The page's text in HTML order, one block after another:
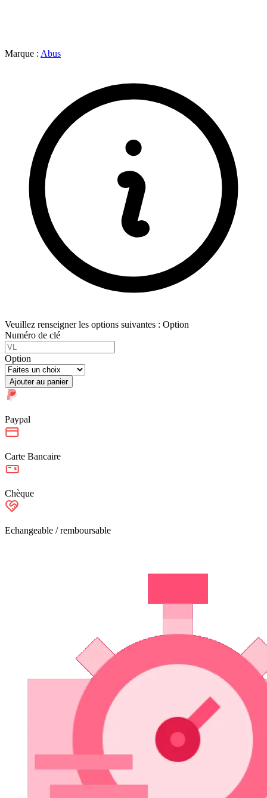
Marque : Abus
Veuillez renseigner les options suivantes : Option
Numéro de clé
Option
Ajouter au panier
Paypal
Carte Bancaire
Chèque
Echangeable / remboursable